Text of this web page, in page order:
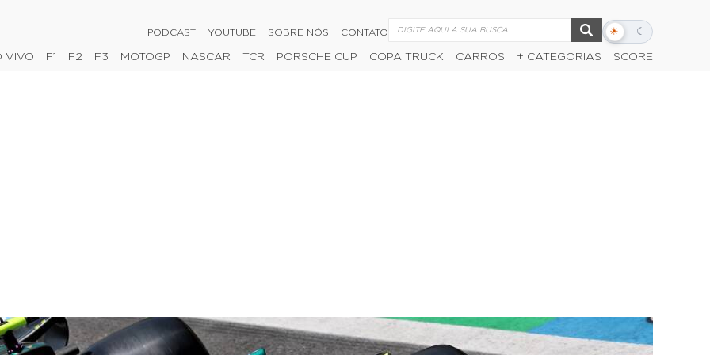
PODCAST YOUTUBE SOBRE NÓS CONTATO ☀ ☾
Alternar
escuro
VIVO F1 F2 F3 MOTOGP NASCAR TCR PORSCHE CUP COPA TRUCK CARROS + CATEGORIAS SCORE